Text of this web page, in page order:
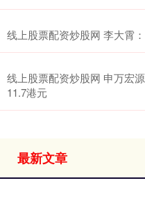
线上股票配资炒股网 李大霄
线上股票配资炒股网 申万宏
11.7港元
最新文章